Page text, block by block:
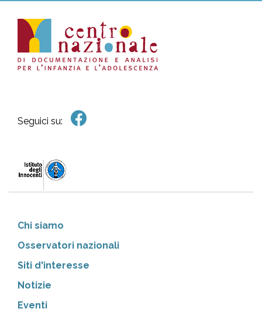
Seguici su:
Chi siamo
Osservatori nazionali
Siti d'interesse
Notizie
Eventi